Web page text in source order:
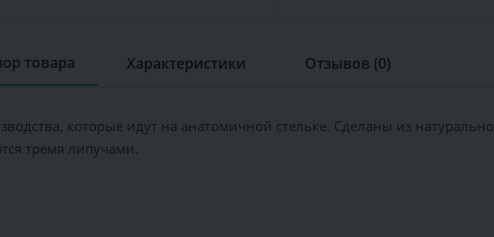
товара Характеристики Отзывов (0)
которые идут на анатомичной стельке. Сделаны из
тремя липучами.